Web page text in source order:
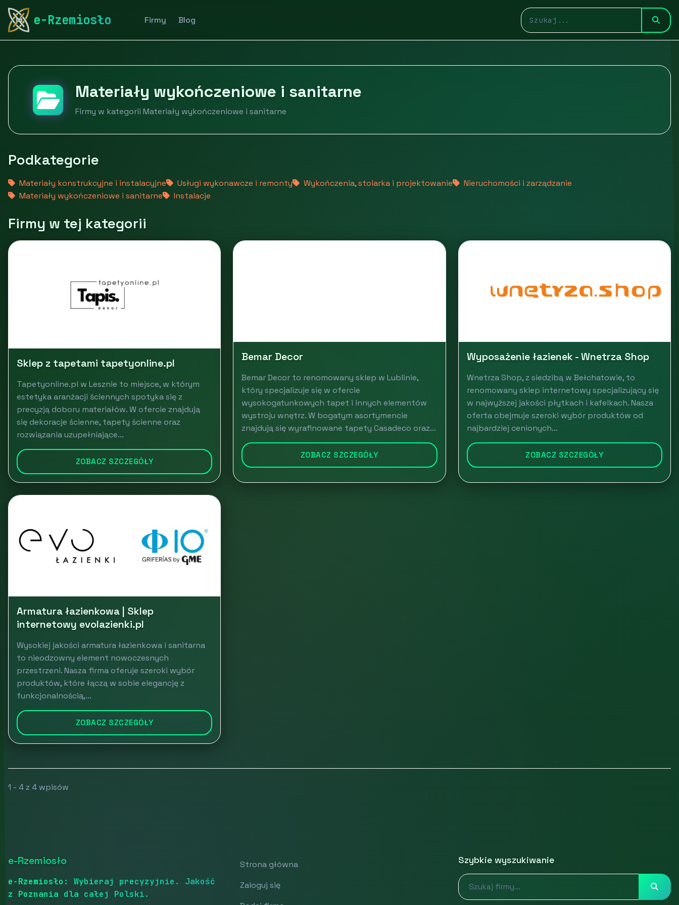
e-Rzemiosło Firmy Blog
rymarstwo-poznan.pl
Materiały wykończeniowe i sanitarne
Firmy w kategorii Materiały wykończeniowe i sanitarne
Podkategorie
Materiały konstrukcyjne i instalacyjne Usługi wykonawcze i remonty Wykończenia, stolarka i projektowanie
Nieruchomości i zarządzanie
Materiały wykończeniowe i sanitarne
Instalacje
Firmy w tej kategorii
Sklep z tapetami tapetyonline.pl
Tapetyonline.pl w Lesznie to miejsce, w którym
estetyka aranżacji ściennych spotyka się z
precyzją doboru materiałów. W ofercie znajdują
się dekoracje ścienne, tapety ścienne oraz
rozwiązania uzupełniające...
ZOBACZ SZCZEGÓŁY
Bemar Decor
Bemar Decor to renomowany sklep w Lublinie,
który specjalizuje się w ofercie
wysokogatunkowych tapet i innych elementów
wystroju wnętrz. W bogatym asortymencie
znajdują się wyrafinowane tapety Casadeco oraz...
ZOBACZ SZCZEGÓŁY
Wyposażenie łazienek - Wnetrza Shop
Wnetrza Shop, z siedzibą w Bełchatowie, to
renomowany sklep internetowy specjalizujący się
w najwyższej jakości płytkach i kafelkach. Nasza
oferta obejmuje szeroki wybór produktów od
najbardziej cenionych...
ZOBACZ SZCZEGÓŁY
Armatura łazienkowa | Sklep
internetowy evolazienki.pl
Wysokiej jakości armatura łazienkowa i sanitarna
to nieodzowny element nowoczesnych
przestrzeni. Nasza firma oferuje szeroki wybór
produktów, które łączą w sobie elegancję z
funkcjonalnością,...
ZOBACZ SZCZEGÓŁY
1 - 4 z 4 wpisów
e-Rzemiosło
e-Rzemiosło: Wybieraj precyzyjnie. Jakość
z Poznania dla całej Polski.
Strona główna
Zaloguj się
Szybkie wyszukiwanie